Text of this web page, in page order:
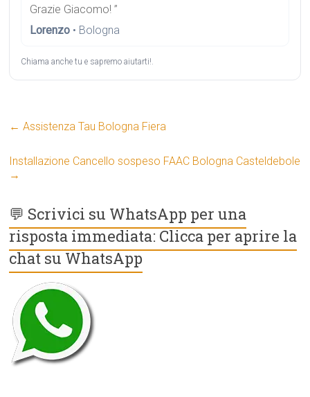
Grazie Giacomo! ”
Lorenzo • Bologna
Chiama anche tu e sapremo aiutarti!.
← Assistenza Tau Bologna Fiera
Installazione Cancello sospeso FAAC Bologna Casteldebole
→
💬 Scrivici su WhatsApp per una
risposta immediata: Clicca per aprire la
chat su WhatsApp